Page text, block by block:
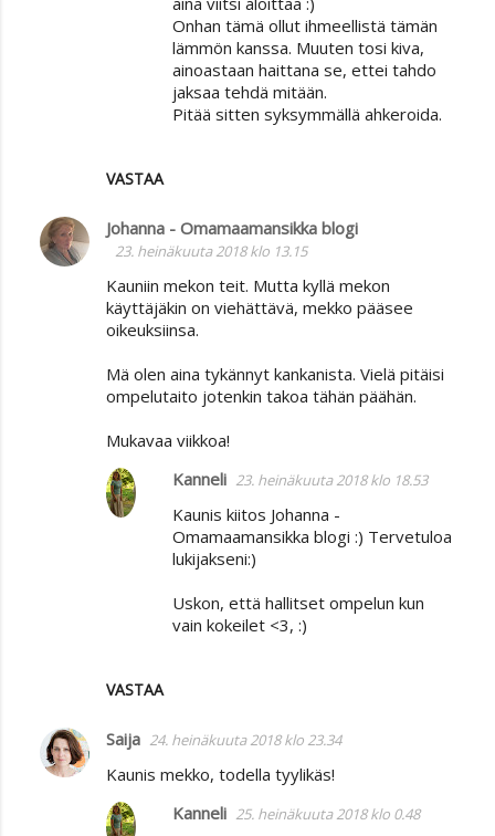
VASTAA
Onhan tämä ollut ihmeellistä tämän
lämmön kanssa. Muuten tosi kiva,
ainoastaan haittana se, ettei tahdo
jaksaa tehdä mitään.
Pitää sitten syksymmällä ahkeroida.
Johanna - Omamaamansikka blogi
23. heinäkuuta 2018 klo 13.15
Kauniin mekon teit. Mutta kyllä mekon
käyttäjäkin on viehättävä, mekko pääsee
oikeuksiinsa.
Mä olen aina tykännyt kankanista. Vielä pitäisi
ompelutaito jotenkin takoa tähän päähän.
Mukavaa viikkoa!
VASTAA
Kanneli 23. heinäkuuta 2018 klo 18.53
Kaunis kiitos Johanna -
Omamaamansikka blogi :) Tervetuloa
lukijakseni:)
Uskon, että hallitset ompelun kun
vain kokeilet <3, :)
Saija 24. heinäkuuta 2018 klo 23.34
Kaunis mekko, todella tyylikäs!
Kanneli 25. heinäkuuta 2018 klo 0.48